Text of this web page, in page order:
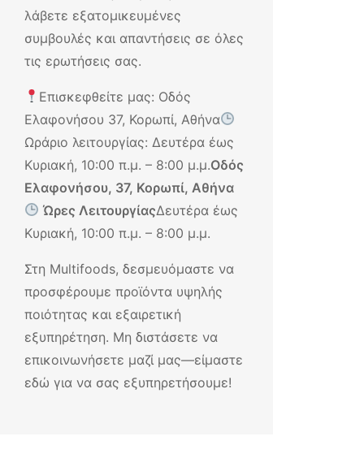
λάβετε εξατομικευμένες
συμβουλές και απαντήσεις σε όλες
τις ερωτήσεις σας.
Επισκεφθείτε μας: Οδός
Ελαφονήσου 37, Κορωπί, Αθήνα
Ωράριο λειτουργίας: Δευτέρα έως
Κυριακή, 10:00 π.μ. – 8:00 μ.μ.Οδός
Ελαφονήσου, 37, Κορωπί, Αθήνα
Ώρες ΛειτουργίαςΔευτέρα έως
Κυριακή, 10:00 π.μ. – 8:00 μ.μ.
Στη Multifoods, δεσμευόμαστε να
προσφέρουμε προϊόντα υψηλής
ποιότητας και εξαιρετική
εξυπηρέτηση. Μη διστάσετε να
επικοινωνήσετε μαζί μας—είμαστε
εδώ για να σας εξυπηρετήσουμε!